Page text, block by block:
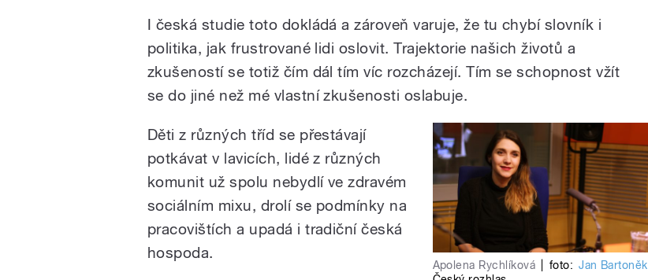
I česká studie toto dokládá a zároveň varuje, že tu chybí slovník i
politika, jak frustrované lidi oslovit. Trajektorie našich životů a
zkušeností se totiž čím dál tím víc rozcházejí. Tím se schopnost vžít
se do jiné než mé vlastní zkušenosti oslabuje.
Apolena Rychlíková foto: Jan Bartoněk
Děti z různých tříd se přestávají
potkávat v lavicích, lidé z různých
komunit už spolu nebydlí ve zdravém
sociálním mixu, drolí se podmínky na
pracovištích a upadá i tradiční česká
hospoda.